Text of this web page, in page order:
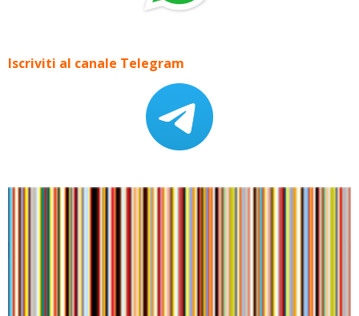
Iscriviti al canale Telegram